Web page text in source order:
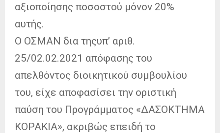
αξιοποίησης ποσοστού μόνον 20%
αυτής.
Ο ΟΣΜΑΝ δια τηςυπ’ αριθ.
25/02.02.2021 απόφασης του
απελθόντος διοικητικού συμβουλίου
του, είχε αποφασίσει την οριστική
παύση του Προγράμματος «ΔΑΣΟΚΤΗΜΑ
ΚΟΡΑΚΙΑ», ακριβώς επειδή το